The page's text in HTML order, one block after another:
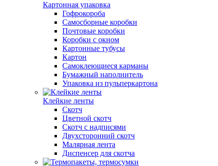
Картонная упаковка
Гофрокороба
Самосборные коробки
Почтовые коробки
Коробки с окном
Картонные тубусы
Картон
Самоклеющиеся карманы
Бумажный наполнитель
Упаковка из пульперкартона
Клейкие ленты
Скотч
Цветной скотч
Скотч с надписями
Двухсторонний скотч
Малярная лента
Диспенсер для скотча